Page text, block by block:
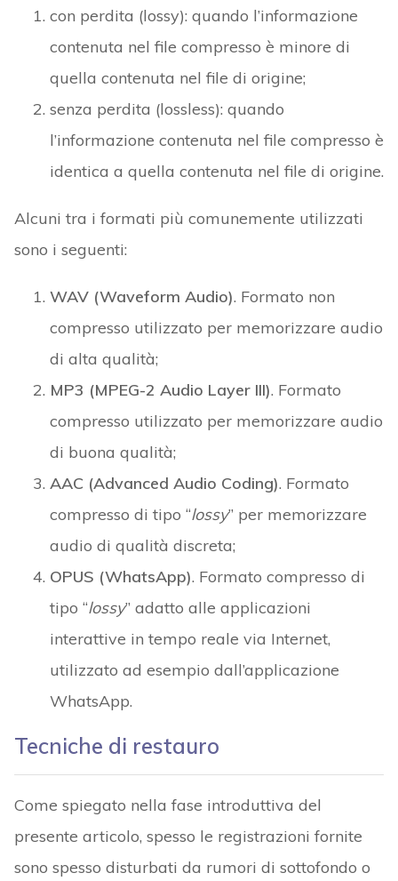
con perdita (lossy): quando l’informazione
contenuta nel file compresso è minore di
quella contenuta nel file di origine;
senza perdita (lossless): quando
l’informazione contenuta nel file compresso è
identica a quella contenuta nel file di origine.
Alcuni tra i formati più comunemente utilizzati
sono i seguenti:
WAV (Waveform Audio). Formato non
compresso utilizzato per memorizzare audio
di alta qualità;
MP3 (MPEG-2 Audio Layer III). Formato
compresso utilizzato per memorizzare audio
di buona qualità;
AAC (Advanced Audio Coding). Formato
compresso di tipo “lossy” per memorizzare
audio di qualità discreta;
OPUS (WhatsApp). Formato compresso di
tipo “lossy” adatto alle applicazioni
interattive in tempo reale via Internet,
utilizzato ad esempio dall’applicazione
WhatsApp.
Tecniche di restauro
Come spiegato nella fase introduttiva del
presente articolo, spesso le registrazioni fornite
sono spesso disturbati da rumori di sottofondo o